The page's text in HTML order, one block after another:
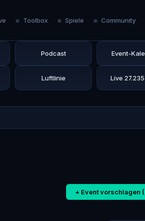
Toolbox Spiele Community
Podcast Event-
Luftlinie Live
+ Event vorschlagen